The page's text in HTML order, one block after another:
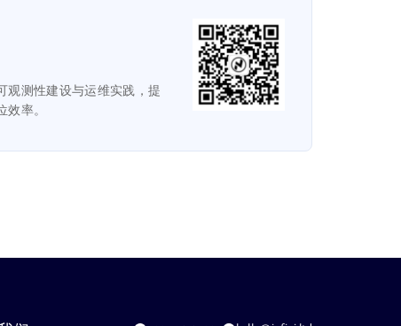
观测性建设与运维实践，提
效率。